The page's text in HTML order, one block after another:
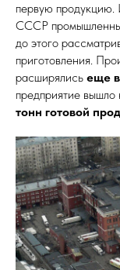
первую продукцию.
СССР
до этого
приготовления.
расширялись еще в
предприятие
тонн готовой